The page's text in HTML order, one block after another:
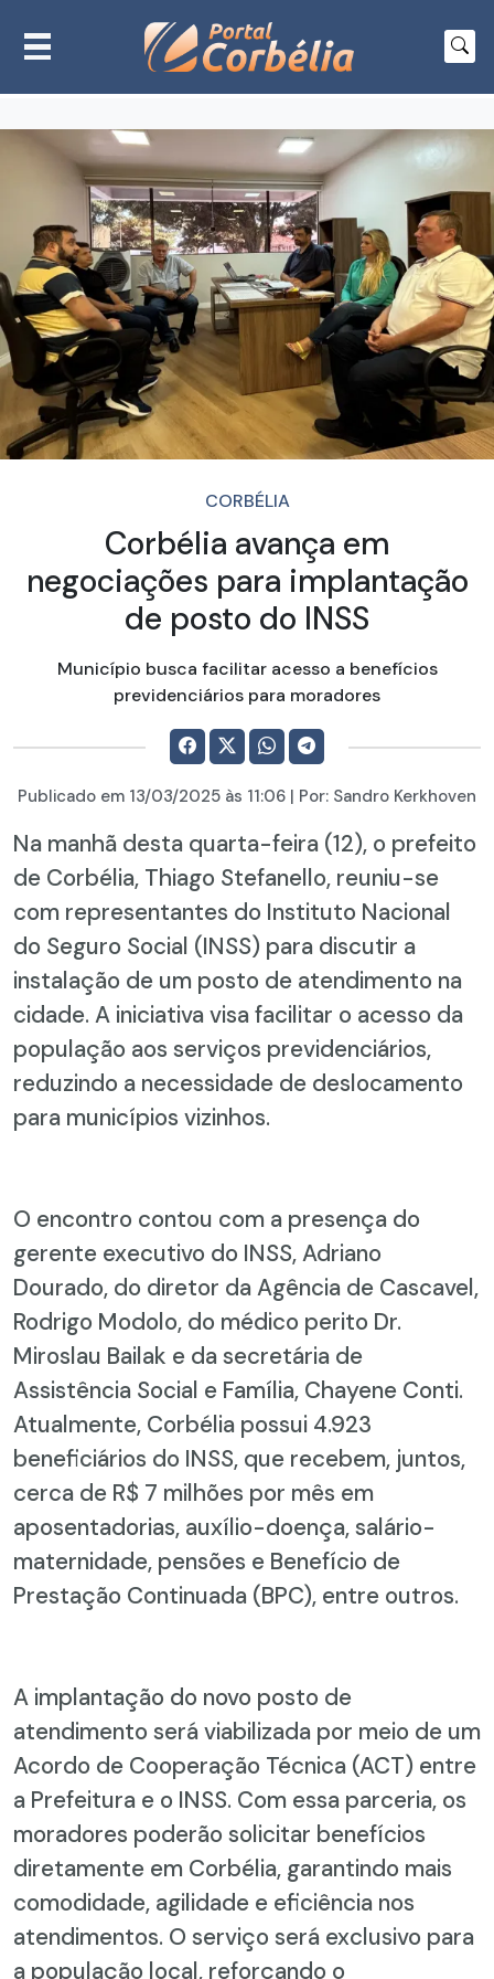
CORBÉLIA
Corbélia avança em
negociações para implantação
de posto do INSS
Município busca facilitar acesso a benefícios
previdenciários para moradores
Publicado em 13/03/2025 às 11:06 | Por: Sandro Kerkhoven
Na manhã desta quarta-feira (12), o prefeito
de Corbélia, Thiago Stefanello, reuniu-se
com representantes do Instituto Nacional
do Seguro Social (INSS) para discutir a
instalação de um posto de atendimento na
cidade. A iniciativa visa facilitar o acesso da
população aos serviços previdenciários,
reduzindo a necessidade de deslocamento
para municípios vizinhos.
O encontro contou com a presença do
gerente executivo do INSS, Adriano
Dourado, do diretor da Agência de Cascavel,
Rodrigo Modolo, do médico perito Dr.
Miroslau Bailak e da secretária de
Assistência Social e Família, Chayene Conti.
Atualmente, Corbélia possui 4.923
beneficiários do INSS, que recebem, juntos,
cerca de R$ 7 milhões por mês em
aposentadorias, auxílio-doença, salário-
maternidade, pensões e Benefício de
Prestação Continuada (BPC), entre outros.
A implantação do novo posto de
atendimento será viabilizada por meio de um
Acordo de Cooperação Técnica (ACT) entre
a Prefeitura e o INSS. Com essa parceria, os
moradores poderão solicitar benefícios
diretamente em Corbélia, garantindo mais
comodidade, agilidade e eficiência nos
atendimentos. O serviço será exclusivo para
a população local, reforçando o